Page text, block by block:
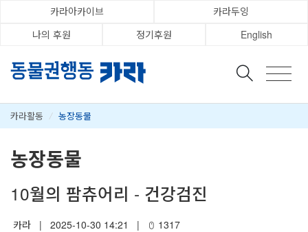
카라아카이브
카라두잉
나의 후원
정기후원 English
카라활동 / 농장동물
농장동물
10월의 팜츄어리 - 건강검진
카라 | 2025-10-30 14:21 | 1317